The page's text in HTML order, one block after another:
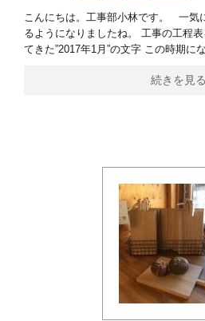
こんにちは。工事部小林です。 一気
るようになりましたね。 工事の工程
てきた”2017年1月”の文字 この時期にな
続きを見る